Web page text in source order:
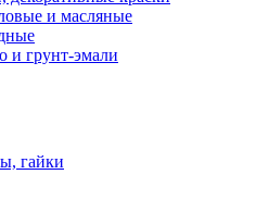
и масляные
и грунт-эмали
гайки